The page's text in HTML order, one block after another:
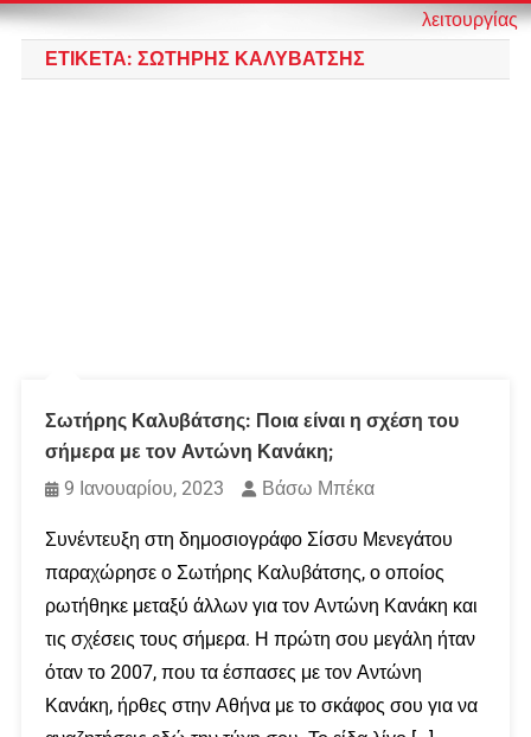
λειτουργίας
ΕΤΙΚΈΤΑ: ΣΩΤΉΡΗΣ ΚΑΛΥΒΆΤΣΗΣ
Σωτήρης Καλυβάτσης: Ποια είναι η σχέση του
σήμερα με τον Αντώνη Κανάκη;
9 Ιανουαρίου, 2023
Βάσω Μπέκα
Συνέντευξη στη δημοσιογράφο Σίσσυ Μενεγάτου
παραχώρησε ο Σωτήρης Καλυβάτσης, ο οποίος
ρωτήθηκε μεταξύ άλλων για τον Αντώνη Κανάκη και
τις σχέσεις τους σήμερα. Η πρώτη σου μεγάλη ήταν
όταν το 2007, που τα έσπασες με τον Αντώνη
Κανάκη, ήρθες στην Αθήνα με το σκάφος σου για να